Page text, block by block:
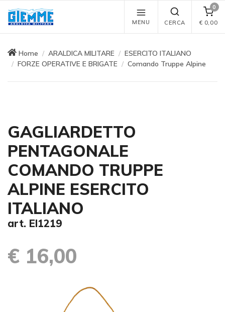
MENU CERCA
0
€ 0,00
Home ARALDICA MILITARE
ESERCITO ITALIANO
FORZE OPERATIVE E BRIGATE
Comando Truppe Alpine
GAGLIARDETTO
PENTAGONALE
COMANDO TRUPPE
ALPINE ESERCITO
ITALIANO
art. EI1219
€ 16,00